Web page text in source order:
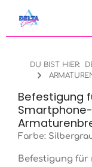
Zum Hauptinhalt
DU BIST HIER:
Befestigung
Farbe:
Befestigung